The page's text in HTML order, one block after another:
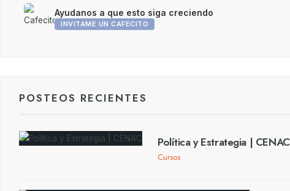
Ayudanos a que esto siga creciendo
INVITAME UN CAFECITO
POSTEOS RECIENTES
Política y Estrategia | CENAC
Cursos